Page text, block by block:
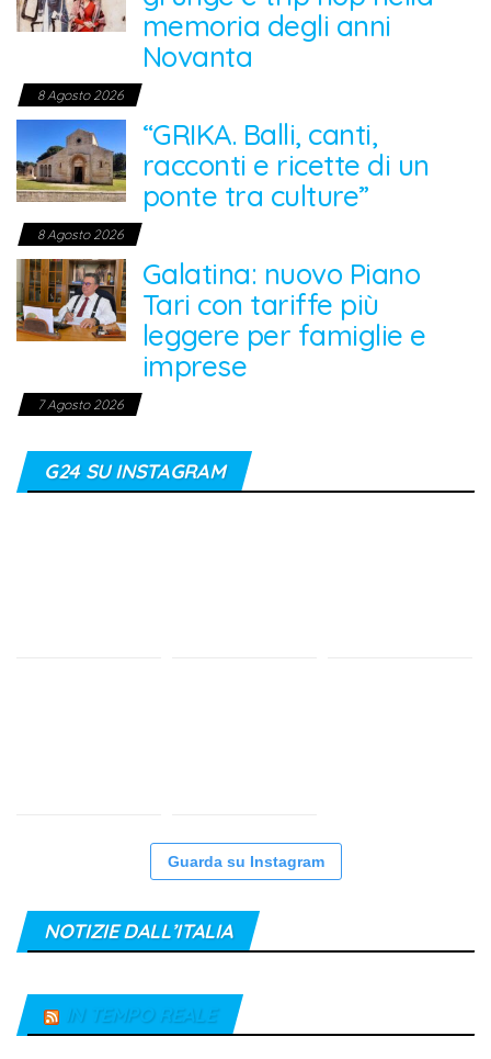
memoria degli anni
Novanta
8 Agosto 2026
“GRIKA. Balli, canti,
racconti e ricette di un
ponte tra culture”
8 Agosto 2026
Galatina: nuovo Piano
Tari con tariffe più
leggere per famiglie e
imprese
7 Agosto 2026
G24 SU INSTAGRAM
Guarda su Instagram
NOTIZIE DALL’ITALIA
IN TEMPO REALE